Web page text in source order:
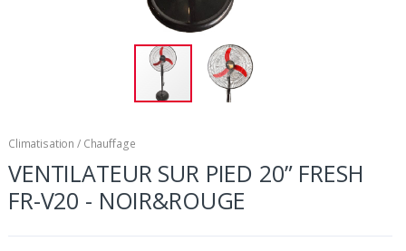
Climatisation / Chauffage
VENTILATEUR SUR PIED 20” FRESH
FR-V20 - NOIR&ROUGE